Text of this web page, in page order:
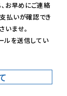
お早めにご連絡
払いが確認でき
いませ。
ルを送信してい